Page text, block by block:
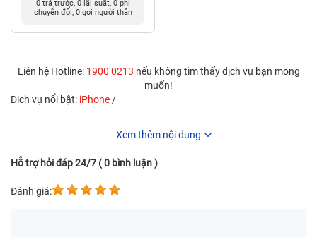
0 trả trước, 0 lãi suất, 0 phí
Liên hệ Hotline: 1900 0213 nếu không tìm thấy dịch vụ bạn mong
muốn!
Dịch vụ nổi bật: iPhone/
Xem thêm nội dung
Hỗ trợ hỏi đáp 24/7 ( 0 bình luận )
Đánh giá: